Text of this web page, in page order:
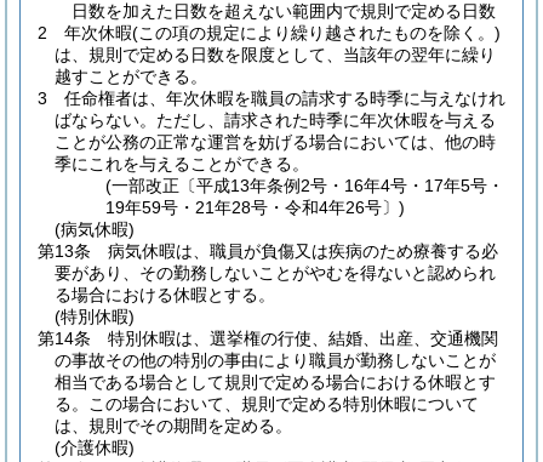
日数を加えた日数を超えない範囲内で規則で定める日数
2
年次休暇(この項の規定により繰り越されたものを除く。)
は、規則で定める日数を限度として、当該年の翌年に繰り
越すことができる。
3
任命権者は、年次休暇を職員の請求する時季に与えなけれ
ばならない。 ただし、請求された時季に年次休暇を与える
ことが公務の正常な運営を妨げる場合においては、他の時
季にこれを与えることができる。
(一部改正〔平成13年条例2号・16年4号・17年5号・
19年59号・21年28号・令和4年26号〕)
(病気休暇)
第13条
病気休暇は、職員が負傷又は疾病のため療養する必
要があり、その勤務しないことがやむを得ないと認められ
る場合における休暇とする。
(特別休暇)
第14条
特別休暇は、選挙権の行使、結婚、出産、交通機関
の事故その他の特別の事由により職員が勤務しないことが
相当である場合として規則で定める場合における休暇とす
る。
この場合において、規則で定める特別休暇について
は、規則でその期間を定める。
(介護休暇)